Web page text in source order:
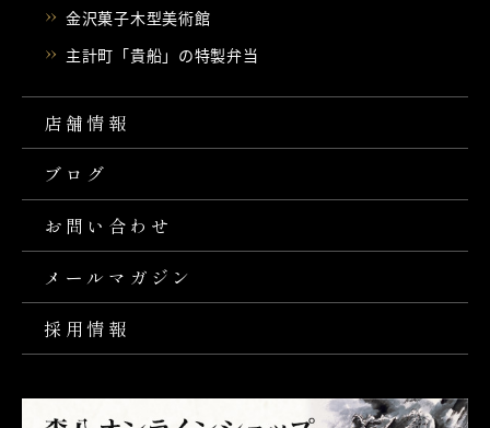
金沢菓子木型美術館
主計町「貴船」の特製弁当
店舗情報
ブログ
お問い合わせ
メールマガジン
採用情報